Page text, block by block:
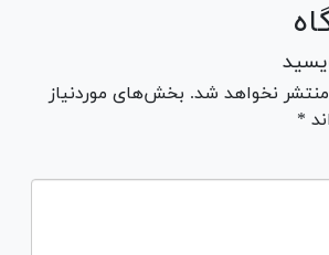
نخواهد شد. بخش‌های موردنیاز
*